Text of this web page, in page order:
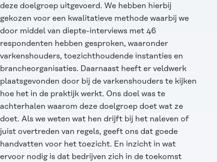
deze doelgroep uitgevoerd. We hebben hierbij
gekozen voor een kwalitatieve methode waarbij we
door middel van diepte-interviews met 46
respondenten hebben gesproken, waaronder
varkenshouders, toezichthoudende instanties en
brancheorganisaties. Daarnaast heeft er veldwerk
plaatsgevonden door bij de varkenshouders te kijken
hoe het in de praktijk werkt. Ons doel was te
achterhalen waarom deze doelgroep doet wat ze
doet. Als we weten wat hen drijft bij het naleven of
juist overtreden van regels, geeft ons dat goede
handvatten voor het toezicht. En inzicht in wat
ervoor nodig is dat bedrijven zich in de toekomst